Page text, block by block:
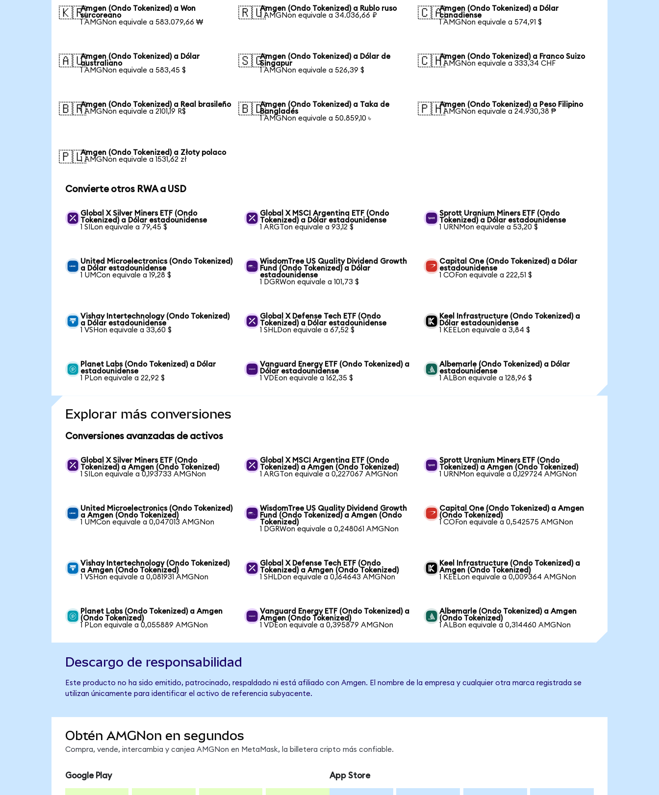
🇰🇷Amgen (Ondo Tokenized) a Won
surcoreano
1 AMGNon equivale a 583.079,66 ₩
🇷🇺Amgen (Ondo Tokenized) a Rublo ruso
1 AMGNon equivale a 34.036,66 ₽
🇨🇦Amgen (Ondo Tokenized) a Dólar
canadiense
1 AMGNon equivale a 574,91 $
🇦🇺Amgen (Ondo Tokenized) a Dólar
australiano
1 AMGNon equivale a 583,45 $
🇸🇬Amgen (Ondo Tokenized) a Dólar de
Singapur
1 AMGNon equivale a 526,39 $
🇨🇭Amgen (Ondo Tokenized) a Franco Suizo
1 AMGNon equivale a 333,34 CHF
🇧🇷Amgen (Ondo Tokenized) a Real brasileño
1 AMGNon equivale a 2101,19 R$
🇧🇩Amgen (Ondo Tokenized) a Taka de
Bangladés
1 AMGNon equivale a 50.859,10 ৳
🇵🇭Amgen (Ondo Tokenized) a Peso Filipino
1 AMGNon equivale a 24.930,38 ₱
🇵🇱Amgen (Ondo Tokenized) a Złoty polaco
1 AMGNon equivale a 1531,62 zł
Convierte otros RWA a USD
Global X Silver Miners ETF (Ondo
Tokenized) a Dólar estadounidense
1 SILon equivale a 79,45 $
Global X MSCI Argentina ETF (Ondo
Tokenized) a Dólar estadounidense
1 ARGTon equivale a 93,12 $
Sprott Uranium Miners ETF (Ondo
Tokenized) a Dólar estadounidense
1 URNMon equivale a 53,20 $
United Microelectronics (Ondo Tokenized)
a Dólar estadounidense
1 UMCon equivale a 19,28 $
WisdomTree US Quality Dividend Growth
Fund (Ondo Tokenized) a Dólar
estadounidense
1 DGRWon equivale a 101,73 $
Capital One (Ondo Tokenized) a Dólar
estadounidense
1 COFon equivale a 222,51 $
Vishay Intertechnology (Ondo Tokenized)
a Dólar estadounidense
1 VSHon equivale a 33,60 $
Global X Defense Tech ETF (Ondo
Tokenized) a Dólar estadounidense
1 SHLDon equivale a 67,52 $
Keel Infrastructure (Ondo Tokenized) a
Dólar estadounidense
1 KEELon equivale a 3,84 $
Planet Labs (Ondo Tokenized) a Dólar
estadounidense
1 PLon equivale a 22,92 $
Vanguard Energy ETF (Ondo Tokenized) a
Dólar estadounidense
1 VDEon equivale a 162,35 $
Albemarle (Ondo Tokenized) a Dólar
estadounidense
1 ALBon equivale a 128,96 $
Explorar más conversiones
Conversiones avanzadas de activos
Global X Silver Miners ETF (Ondo
Tokenized) a Amgen (Ondo Tokenized)
1 SILon equivale a 0,193733 AMGNon
Global X MSCI Argentina ETF (Ondo
Tokenized) a Amgen (Ondo Tokenized)
1 ARGTon equivale a 0,227067 AMGNon
Sprott Uranium Miners ETF (Ondo
Tokenized) a Amgen (Ondo Tokenized)
1 URNMon equivale a 0,129724 AMGNon
United Microelectronics (Ondo Tokenized)
a Amgen (Ondo Tokenized)
1 UMCon equivale a 0,047013 AMGNon
WisdomTree US Quality Dividend Growth
Fund (Ondo Tokenized) a Amgen (Ondo
Tokenized)
1 DGRWon equivale a 0,248061 AMGNon
Capital One (Ondo Tokenized) a Amgen
(Ondo Tokenized)
1 COFon equivale a 0,542575 AMGNon
Vishay Intertechnology (Ondo Tokenized)
a Amgen (Ondo Tokenized)
1 VSHon equivale a 0,081931 AMGNon
Global X Defense Tech ETF (Ondo
Tokenized) a Amgen (Ondo Tokenized)
1 SHLDon equivale a 0,164643 AMGNon
Keel Infrastructure (Ondo Tokenized) a
Amgen (Ondo Tokenized)
1 KEELon equivale a 0,009364 AMGNon
Planet Labs (Ondo Tokenized) a Amgen
(Ondo Tokenized)
1 PLon equivale a 0,055889 AMGNon
Vanguard Energy ETF (Ondo Tokenized) a
Amgen (Ondo Tokenized)
1 VDEon equivale a 0,395879 AMGNon
Albemarle (Ondo Tokenized) a Amgen
(Ondo Tokenized)
1 ALBon equivale a 0,314460 AMGNon
Descargo de responsabilidad
Este producto no ha sido emitido, patrocinado, respaldado ni está afiliado con Amgen. El nombre de la empresa y cualquier otra marca registrada se
utilizan únicamente para identificar el activo de referencia subyacente.
Obtén AMGNon en segundos
Compra, vende, intercambia y canjea AMGNon en MetaMask, la billetera cripto más confiable.
Google Play App Store